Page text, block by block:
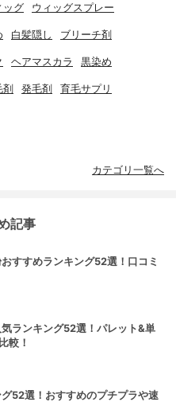
ッグ ウィッグスプレー
白髪隠し ブリーチ剤
ヘアマスカラ 黒染め
剤 発毛剤 育毛サプリ
カテゴリ一覧へ
記事
すすめランキング52選！口コミ
ランキング52選！パレット&単
較！
52選！おすすめのプチプラや速